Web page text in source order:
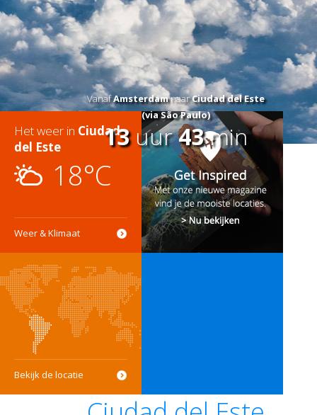
VanafAmsterdamnaarCiudad del Este
(via São Paulo)
13uur43min
Het weer in Ciudad
del Este
18°C
Weer & Klimaat
Bekijk de locatie